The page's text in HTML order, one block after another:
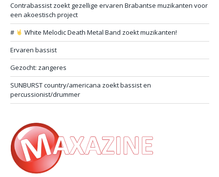
Contrabassist zoekt gezellige ervaren Brabantse muzikanten voor
een akoestisch project
#
White Melodic Death Metal Band zoekt muzikanten!
Ervaren bassist
Gezocht: zangeres
SUNBURST country/americana zoekt bassist en
percussionist/drummer